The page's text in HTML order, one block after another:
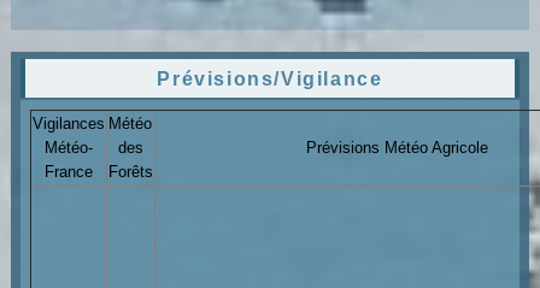
Prévisions/Vigilance
Vigilances
Météo-
France
Météo
des
Forêts
Prévisions Météo Agricole